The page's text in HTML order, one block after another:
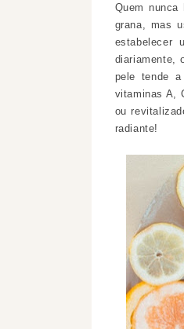
Quem nunca
grana, mas
diariamente,
pele tende
vitaminas A,
ou
radiante!